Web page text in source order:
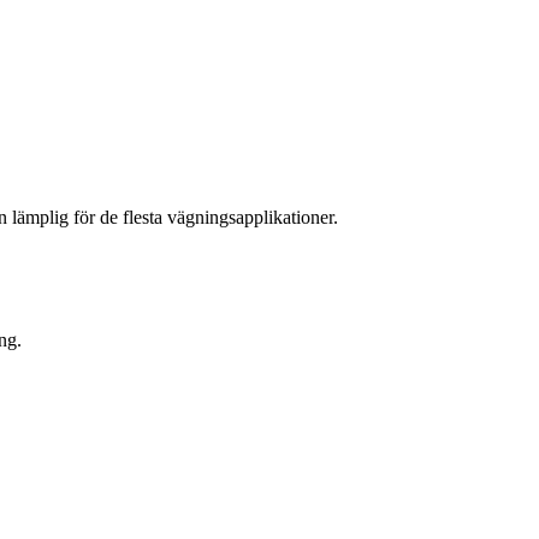
lämplig för de flesta vägningsapplikationer.